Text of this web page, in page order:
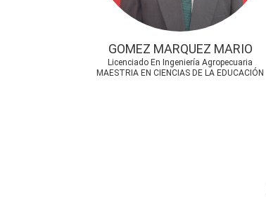
GOMEZ MARQUEZ MARIO
Licenciado En Ingeniería Agropecuaria
MAESTRIA EN CIENCIAS DE LA EDUCACIÓN